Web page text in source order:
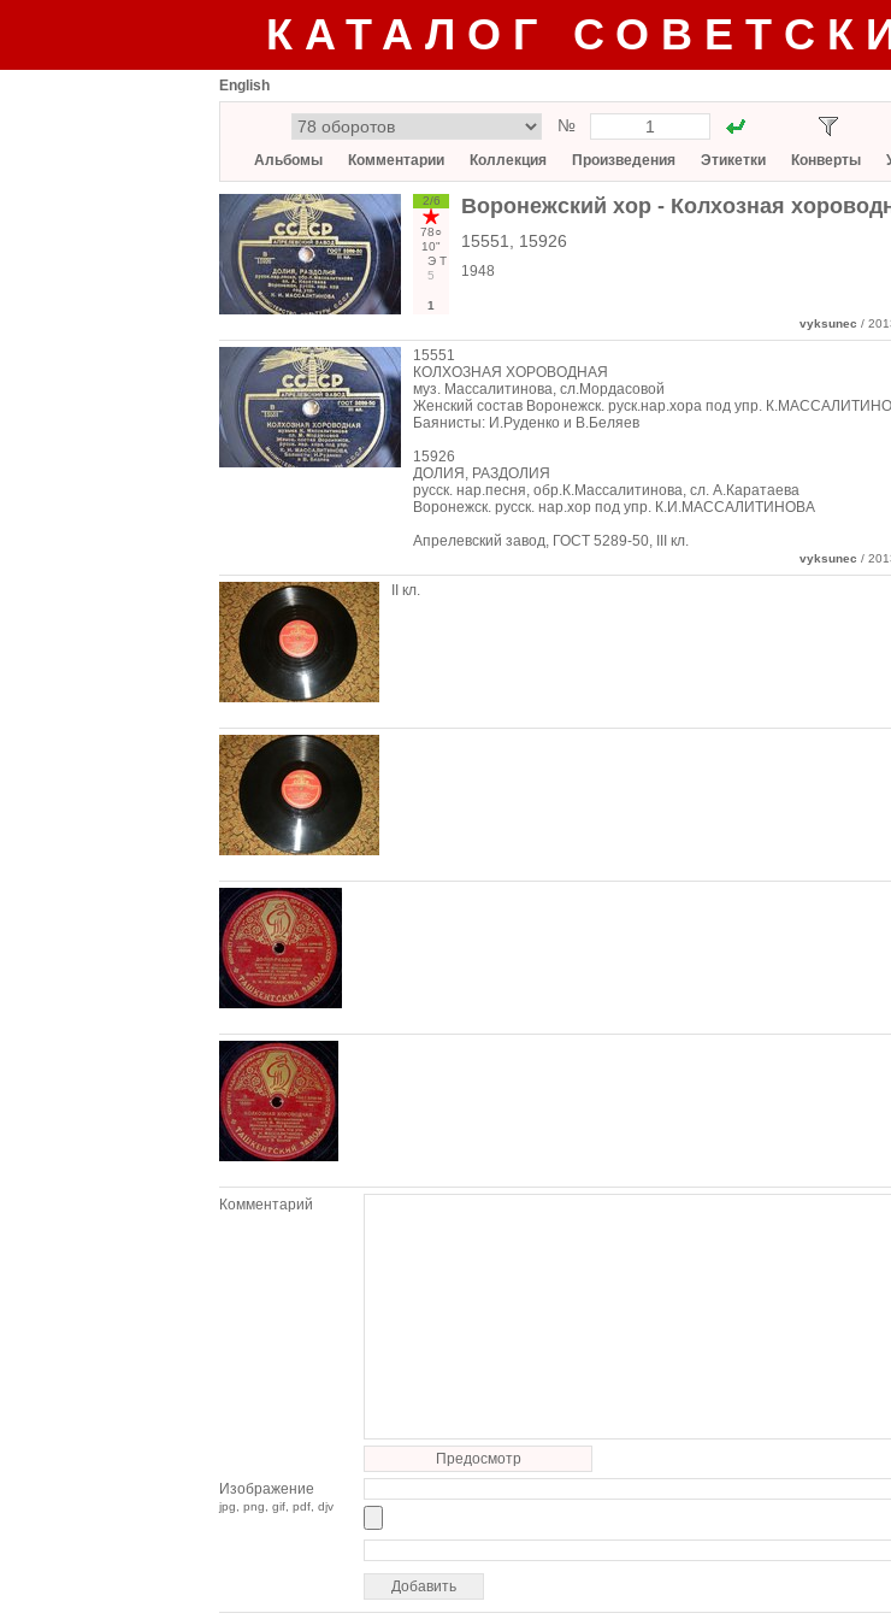
КАТАЛОГ
English
№
Альбомы Комментарии Коллекция Произведения Этикетки Конверты
2/6
78○
10"
Э Т
5
1
Воронежский хор - Колхозная
15551, 15926
1948
vyksunec /
15551
КОЛХОЗНАЯ ХОРОВОДНАЯ
муз. Массалитинова, сл.Мордасовой
Женский состав Воронежск. руск.нар.хора под упр.
Баянисты: И.Руденко и В.Беляев
15926
ДОЛИЯ, РАЗДОЛИЯ
русск. нар.песня, обр.К.Массалитинова, сл. А.Каратаева
Воронежск. русск. нар.хор под упр. К.И.МАССАЛИТИНОВА
Апрелевский завод, ГОСТ 5289-50, III кл.
vyksunec /
II кл.
Комментарий
Предосмотр
Изображение
jpg, png, gif, pdf, djv